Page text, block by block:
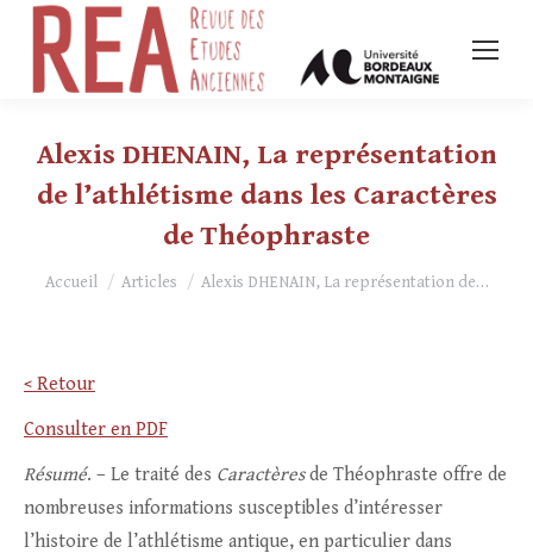
Alexis DHENAIN, La représentation
de l’athlétisme dans les Caractères
de Théophraste
Vous êtes ici :
Accueil Articles Alexis DHENAIN, La représentation de…
< Retour
Consulter en PDF
Résumé. – Le traité des Caractèresde Théophraste offre de
nombreuses informations susceptibles d’intéresser
l’histoire de l’athlétisme antique, en particulier dans